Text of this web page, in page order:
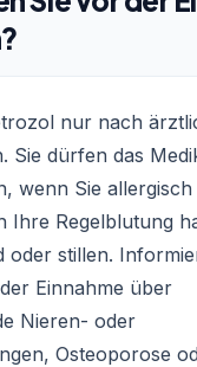
nur nach
Sie dürfen das
wenn Sie
Ihre Regelblutung
oder stillen.
Einnahme über
Nieren- oder
Osteoporose